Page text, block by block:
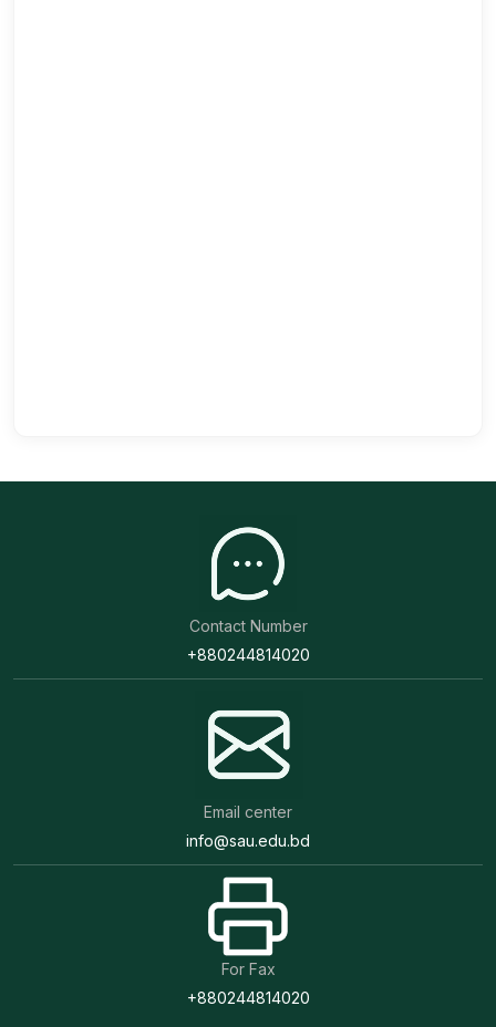
Contact Number
+880244814020
Email center
info@sau.edu.bd
For Fax
+880244814020